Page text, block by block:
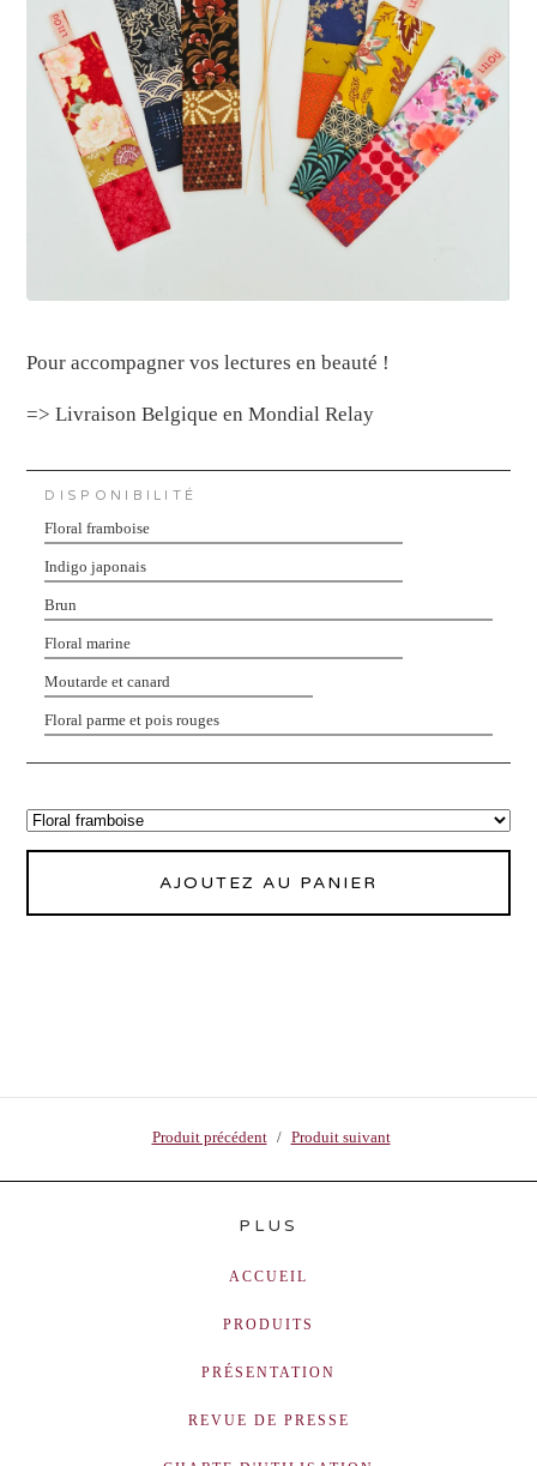
Pour accompagner vos lectures en beauté !
=> Livraison Belgique en Mondial Relay
DISPONIBILITÉ
Floral framboise
Indigo japonais
Brun
Floral marine
Moutarde et canard
Floral parme et pois rouges
AJOUTEZ AU PANIER
Produit précédent Produit suivant
PLUS
ACCUEIL
PRODUITS
PRÉSENTATION
REVUE DE PRESSE